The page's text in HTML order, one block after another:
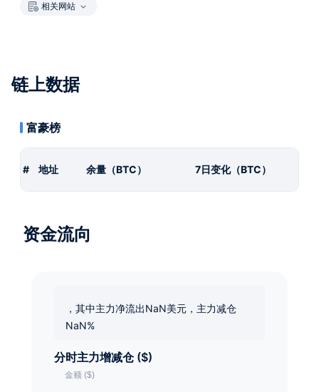
相关网站
链上数据
富豪榜
# 地址 余量（BTC） 7日变化（BTC）
资金流向
，其中主力净流出NaN美元，主力减仓
NaN%
分时主力增减仓 ($)